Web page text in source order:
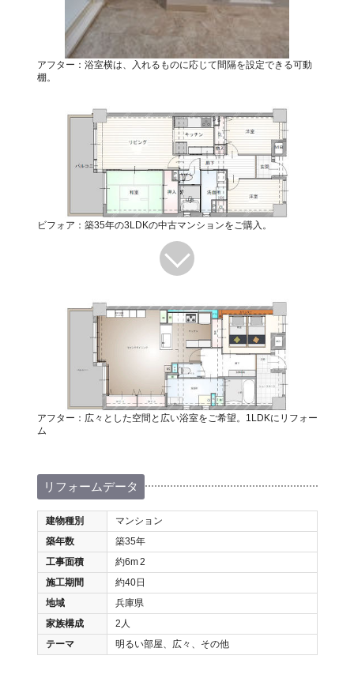
アフター：浴室横は、入れるものに応じて間隔を設定できる可動
棚。
ビフォア：築35年の3LDKの中古マンションをご購入。
アフター：広々とした空間と広い浴室をご希望。1LDKにリフォー
ム
リフォームデータ
建物種別
マンション
築年数
築35年
工事面積
約6m2
施工期間
約40日
地域
兵庫県
家族構成
2人
テーマ
明るい部屋、広々、その他